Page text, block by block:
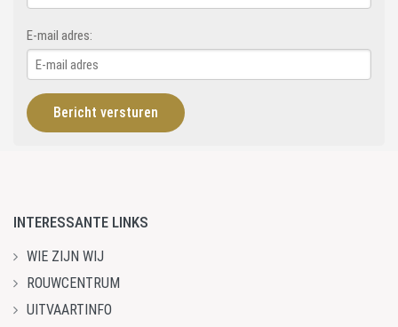
E-mail adres:
INTERESSANTE LINKS
WIE ZIJN WIJ
ROUWCENTRUM
UITVAARTINFO